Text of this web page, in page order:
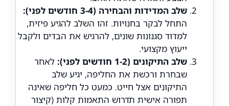
שלב המדידות והבחירה (3-4 חודשים לפני):
התחל לבקר בחנויות. זהו השלב להגיע פיזית,
למדוד סגנונות שונים, להרגיש את הבדים ולקבל
ייעוץ מקצועי.
שלב התיקונים (1-2 חודשים לפני):
לאחר
שבחרת ורכשת את החליפה, יגיע שלב
התיקונים אצל חייט. כמעט כל חליפה שאינה
תפורה אישית תדרוש התאמות קלות (קיצור